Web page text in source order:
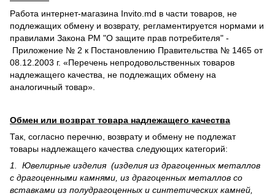
Работа интернет-магазина Invito.md в части товаров, не
подлежащих обмену и возврату, регламентируется нормами и
правилами Закона РМ "О защите прав потребителя" -
Приложение № 2 к Постановлению Правительства № 1465 от
08.12.2003 г. «Перечень непродовольственных товаров
надлежащего качества, не подлежащих обмену на
аналогичный товар».
Обмен или возврат товара надлежащего качества
Так, согласно перечню, возврату и обмену не подлежат
товары надлежащего качества следующих категорий:
1. Ювелирные изделия (изделия из драгоценных металлов
с драгоценными камнями, из драгоценных металлов со
вставками из полудрагоценных и синте­тических камней,